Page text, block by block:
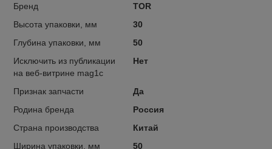
Бренд
TOR
Высота упаковки, мм
30
Глубина упаковки, мм
50
Исключить из публикации
на веб-витрине mag1c
Нет
Признак запчасти
Да
Родина бренда
Россия
Страна производства
Китай
Ширина упаковки, мм
50